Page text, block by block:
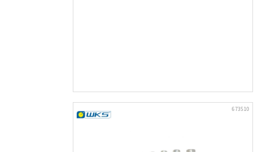
673510